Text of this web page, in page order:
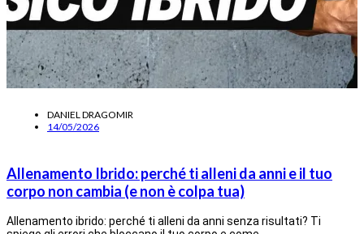
DANIEL DRAGOMIR
14/05/2026
Allenamento Ibrido: perché ti alleni da anni e il tuo
corpo non cambia (e non è colpa tua)
Allenamento ibrido: perché ti alleni da anni senza risultati? Ti